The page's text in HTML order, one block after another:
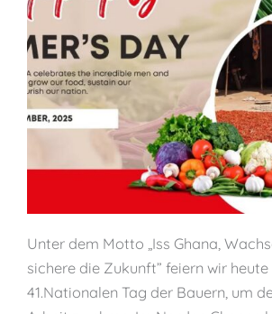
Unter dem Motto „Iss Ghana,
sichere die Zukunft” feiern wir heute
41.Nationalen Tag der Bauern, um